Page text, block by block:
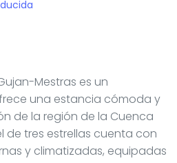
Mestras es un
una estancia cómoda y
de la región de la Cuenca
de tres estrellas cuenta con
y climatizadas, equipadas